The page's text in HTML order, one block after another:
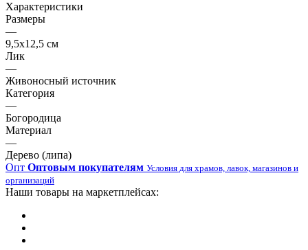
Характеристики
Размеры
—
9,5х12,5 см
Лик
—
Живоносный источник
Категория
—
Богородица
Материал
—
Дерево (липа)
Опт Оптовым покупателям Условия для храмов, лавок, магазинов и
организаций
Наши товары на маркетплейсах: